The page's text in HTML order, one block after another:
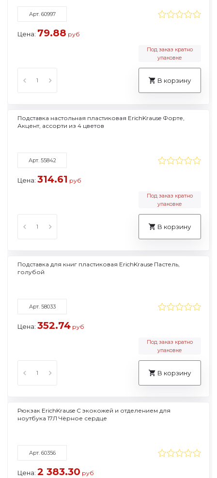
Арт. 60997
Цена: 79.88 руб
Под заказ кратно
упаковке
В корзину
Подставка настольная пластиковая ErichKrause Форте,
Акцент, ассорти из 4 цветов
Арт. 55842
Цена: 314.61 руб
Под заказ кратно
упаковке
В корзину
Подставка для книг пластиковая ErichKrause Пастель,
голубой
Арт. 58033
Цена: 352.74 руб
Под заказ кратно
упаковке
В корзину
Рюкзак ErichKrause С экокожей и отделением для
ноутбука 17Л Чёрное сердце
Арт. 60356
Цена: 2 383.30 руб